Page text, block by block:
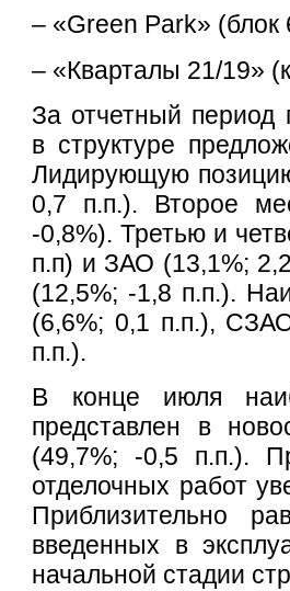
– «Green Park» (блок
– «Кварталы 21/19»
За отчетный период
в структуре
Лидирующую
0,7 п.п.). Второе
-0,8%). Третью и
п.п) и ЗАО (13,1%;
(12,5%; -1,8 п.п.).
(6,6%; 0,1 п.п.),
п.п.).
В конце июля
представлен в
(49,7%; -0,5 п.п.).
отделочных работ
Приблизительно
введенных в
начальной стадии